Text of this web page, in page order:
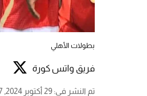
بطولات الأهلي
فريق واتس كورة
تم النشر في: 29 أكتوبر 2024, 8:17 مساءً